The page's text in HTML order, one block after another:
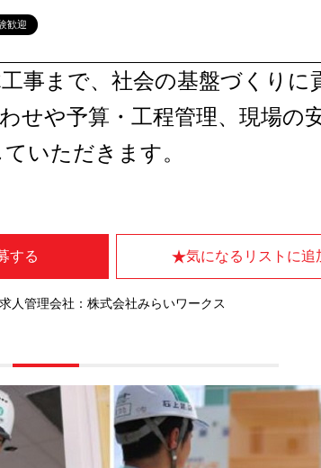
歓迎
事まで、社会の基盤づくりに
せや予算・工程管理、現場の
いただきます。
する 気になるリストに追
求人管理会社：株式会社みらいワークス